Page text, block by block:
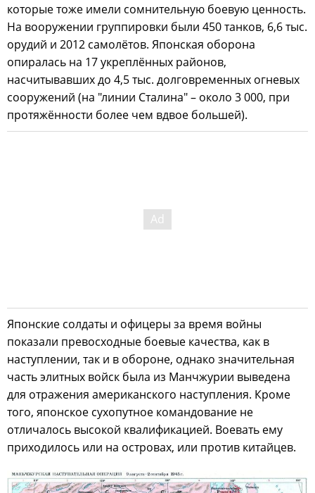
которые тоже имели сомнительную боевую ценность.
На вооружении группировки были 450 танков, 6,6 тыс.
орудий и 2012 самолётов. Японская оборона
опиралась на 17 укреплённых районов,
насчитывавших до 4,5 тыс. долговременных огневых
сооружений (на "линии Сталина" – около 3 000, при
протяжённости более чем вдвое большей).
Японские солдаты и офицеры за время войны
показали превосходные боевые качества, как в
наступлении, так и в обороне, однако значительная
часть элитных войск была из Манчжурии выведена
для отражения американского наступления. Кроме
того, японское сухопутное командование не
отличалось высокой квалификацией. Воевать ему
приходилось или на островах, или против китайцев.